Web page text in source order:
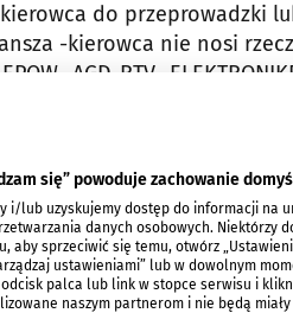
kierowca do przeprowadzki
-kierowca nie nosi
-AGD-RTV -
TYPOWE i DROBNE
ID: 5162522
się” powoduje zachowanie
i/lub uzyskujemy dostęp do informacji na
danych osobowych. Niektórzy
aby sprzeciwić się temu, otwórz
ustawieniami” lub w dowolnym
palca lub link w stopce serwisu i
naszym partnerom i nie będą